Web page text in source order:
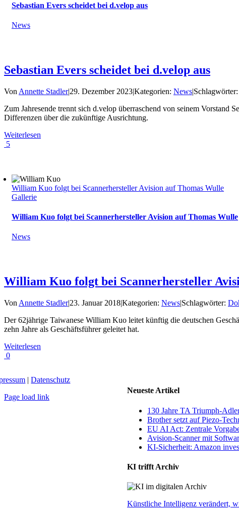
Sebastian Evers scheidet bei d.velop aus
News
Sebastian Evers scheidet bei d.velop aus
Von Annette Stadler|29. Dezember 2023|Kategorien:News|
Zum Jahresende trennt sich d.velop überraschend von seinem Vorstand
Differenzen über die zukünftige Ausrichtung.
Weiterlesen
5
William Kuo folgt bei Scannerhersteller Avision auf Thomas Wulle
Gallerie
William Kuo folgt bei Scannerhersteller Avision auf Thomas Wulle
News
William Kuo folgt bei Scannerhersteller
Von Annette Stadler|23. Januar 2018|Kategorien:News|Schlagwörter:
Der 62jährige Taiwanese William Kuo leitet künftig die deutschen
zehn Jahre als Geschäftsführer geleitet hat.
Weiterlesen
0
Neueste Artikel
130 Jahre TA Triumph-
Brother setzt auf Piezo-
EU AI Act: Zentrale
Avision-Scanner mit
KI-Sicherheit: Amazon
KI trifft Archiv
Künstliche Intelligenz verändert,
|Datenschutz
Page load link